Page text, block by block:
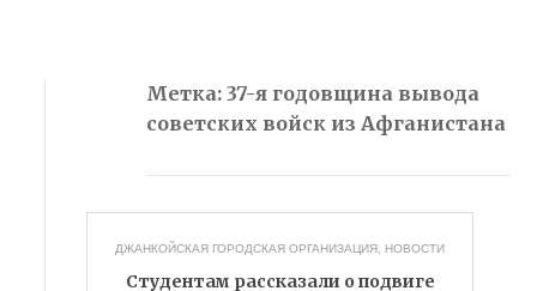
Метка:37-я годовщина вывода
советских войск из Афганистана
ДЖАНКОЙСКАЯ ГОРОДСКАЯ ОРГАНИЗАЦИЯ, НОВОСТИ
Студентам рассказали о подвиге